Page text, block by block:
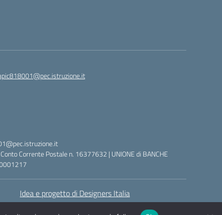
Corrente Postale n. 16377632 | UNIONE di BANCHE
Idea e progetto di Designers Italia